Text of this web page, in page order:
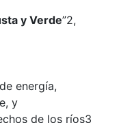
y Verde”2,
energía,
y
de los ríos3